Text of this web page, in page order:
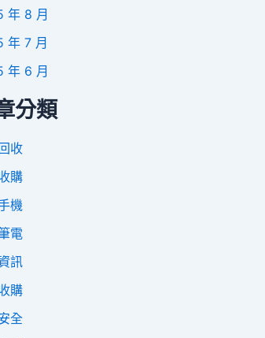
年 8 月
年 7 月
年 6 月
分類
收
購
機
電
訊
購
全